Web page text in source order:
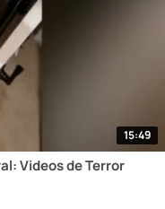
15:49
Videos de Terror